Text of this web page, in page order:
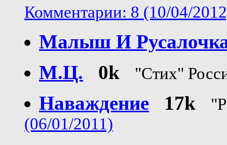
Комментарии: 8 (10/04/
Малыш И
М.Ц.
0k "Стих"
Наваждение 17k
(06/01/2011)